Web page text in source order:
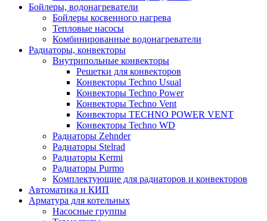
Бойлеры, водонагреватели
Бойлеры косвенного нагрева
Тепловые насосы
Комбинированные водонагреватели
Радиаторы, конвекторы
Внутрипольные конвекторы
Решетки для конвекторов
Конвекторы Techno Usual
Конвекторы Techno Power
Конвекторы Techno Vent
Конвекторы TECHNO POWER VENT
Конвекторы Techno WD
Радиаторы Zehnder
Радиаторы Stelrad
Радиаторы Kermi
Радиаторы Purmo
Комплектующие для радиаторов и конвекторов
Автоматика и КИП
Арматура для котельных
Насосные группы